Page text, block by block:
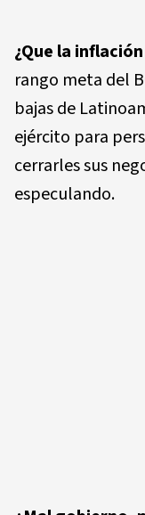
¿Que la
rango meta del
bajas de
ejército para
cerrarles sus
especulando.